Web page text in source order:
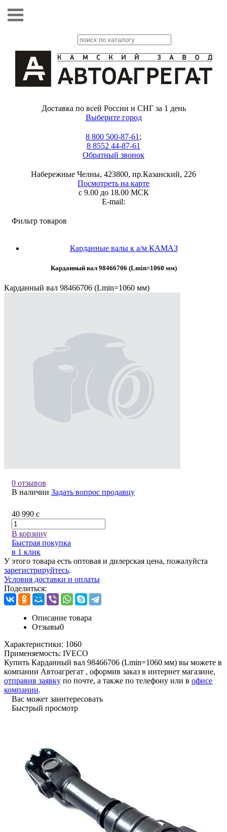
Доставка по всей России и СНГ за 1 день
Выберите город
8 800 500-87-61 ;
8 8552 44-87-61
Обратный звонок
Набережные Челны, 423800, пр.Казанский, 226
Посмотреть на карте
с 9.00 до 18.00 МСК
E-mail:
Фильтр товаров
Карданные валы к а/м КАМАЗ
Карданный вал 98466706 (Lmin=1060 мм)
Карданный вал 98466706 (Lmin=1060 мм)
0 отзывов
В наличии Задать вопрос продавцу
40 990 c
В корзину
Быстрая покупка
в 1 клик
У этого товара есть оптовая и дилерская цена, пожалуйста
зарегистрируйтесь.
Условия доставки и оплаты
Поделиться:
Описание товара
Отзывы0
Характеристики: 1060
Применяемость: IVECO
Купить Карданный вал 98466706 (Lmin=1060 мм) вы можете в
компании Автоагрегат , оформив заказ в интернет магазине,
отправив заявку по почте, а также по телефону или в офисе
компании.
Вас может заинтересовать
Быстрый просмотр